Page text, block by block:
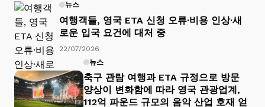
뉴스
여행객들, 영국 ETA 신청 오류·비용 인상·새
로운 입국 요건에 대처 중
22/07/2026
뉴스
축구 관람 여행과 ETA 규정으로 방문
양상이 변화함에 따라 영국 관광업계,
112억 파운드 규모의 음악 산업 호재 얻